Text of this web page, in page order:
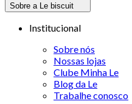
Sobre a Le biscuit
Institucional
Sobre nós
Nossas lojas
Clube Minha Le
Blog da Le
Trabalhe conosco